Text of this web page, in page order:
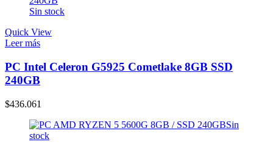
Sin stock
Quick View
Leer más
PC Intel Celeron G5925 Cometlake 8GB SSD
240GB
$436.061
Sin
stock